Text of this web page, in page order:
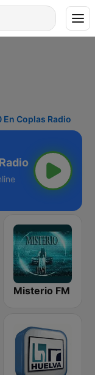
En Coplas Radio
Misterio FM